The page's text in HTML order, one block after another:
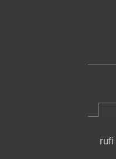
rufi